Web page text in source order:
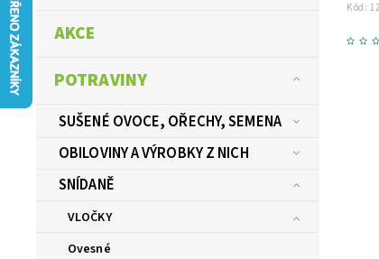
AKCE
POTRAVINY
SUŠENÉ OVOCE, OŘECHY, SEMENA
OBILOVINY A VÝROBKY Z NICH
SNÍDANĚ
VLOČKY
Ovesné
Kód: